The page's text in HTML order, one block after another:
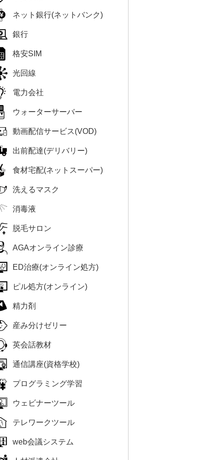
ネット銀行(ネットバンク)
銀行
格安SIM
光回線
電力会社
ウォーターサーバー
動画配信サービス(VOD)
出前配達(デリバリー)
食材宅配(ネットスーパー)
洗えるマスク
消毒液
脱毛サロン
AGAオンライン診療
ED治療(オンライン処方)
ピル処方(オンライン)
精力剤
産み分けゼリー
英会話教材
通信講座(資格学校)
プログラミング学習
ウェビナーツール
テレワークツール
web会議システム